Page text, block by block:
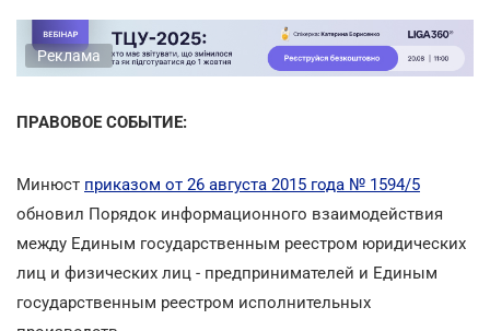
Реклама
ПРАВОВОЕ СОБЫТИЕ:
Минюст приказом от 26 августа 2015 года № 1594/5
обновил Порядок информационного взаимодействия
между Единым государственным реестром юридических
лиц и физических лиц - предпринимателей и Единым
государственным реестром исполнительных